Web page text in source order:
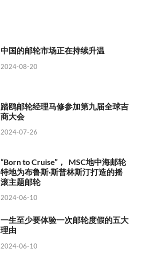
中国的邮轮市场正在持续升温
2024-08-20
踏鸥邮轮经理马修参加第九届全球吉
商大会
2024-07-26
“Born to Cruise”， MSC地中海邮轮
特地为布鲁斯·斯普林斯汀打造的摇
滚主题邮轮
2024-06-10
一生至少要体验一次邮轮度假的五大
理由
2024-06-10